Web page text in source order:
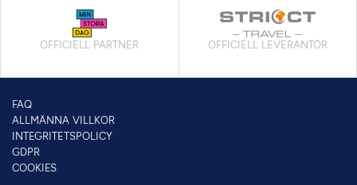
OFFICIELL PARTNER OFFICIELL LEVERANTÖR
FAQ
ALLMÄNNA VILLKOR
INTEGRITETSPOLICY
GDPR
COOKIES